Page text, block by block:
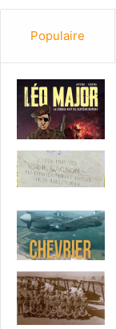
Populaire